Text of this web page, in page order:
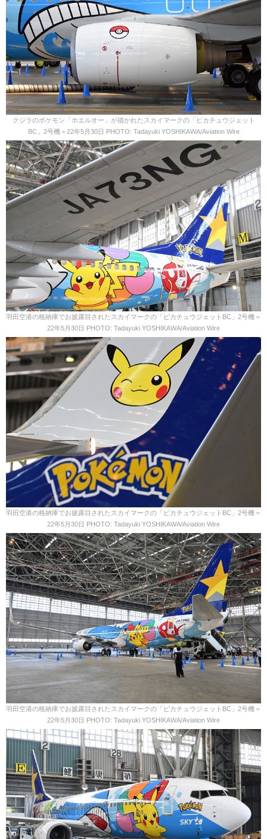
クジラのポケモン「ホエルオー」が描かれたスカイマークの「ピカチュウジェット
BC」2号機＝22年5月30日 PHOTO: Tadayuki YOSHIKAWA/Aviation Wire
羽田空港の格納庫でお披露目されたスカイマークの「ピカチュウジェットBC」2号機＝
22年5月30日 PHOTO: Tadayuki YOSHIKAWA/Aviation Wire
羽田空港の格納庫でお披露目されたスカイマークの「ピカチュウジェットBC」2号機＝
22年5月30日 PHOTO: Tadayuki YOSHIKAWA/Aviation Wire
羽田空港の格納庫でお披露目されたスカイマークの「ピカチュウジェットBC」2号機＝
22年5月30日 PHOTO: Tadayuki YOSHIKAWA/Aviation Wire